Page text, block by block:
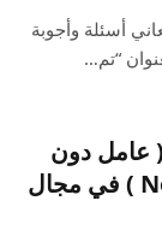
أسئلة وأجوبة
“تم…
( عامل دون
اختصاص – Non-Specialist Worker ) في مجال